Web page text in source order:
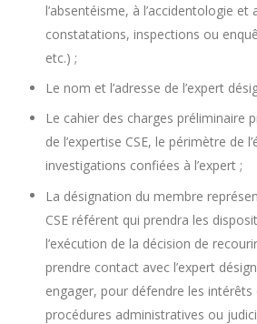
l’absentéisme, à l’accidentologie et
constatations, inspections ou
etc.) ;
Le nom et l’adresse de l’expert
Le cahier des charges préliminaire
de l’expertise CSE, le périmètre de
investigations confiées à l’expert ;
La désignation du membre
CSE référent qui prendra les
l’exécution de la décision de
prendre contact avec l’expert
engager, pour défendre les intérêts
procédures administratives ou